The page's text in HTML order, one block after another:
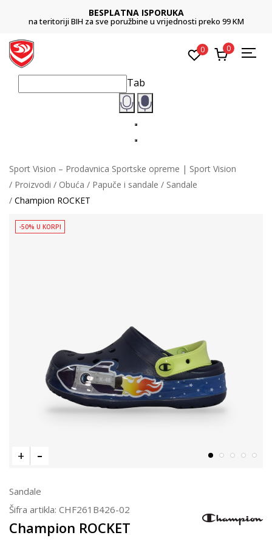
BESPLATNA ISPORUKA
na teritoriji BIH za sve poružbine u vrijednosti preko 99 KM
0 0
Tab
Sport Vision – Prodavnica Sportske opreme | Sport Vision
Proizvodi
Obuća Papuče i sandale
Sandale
Champion ROCKET
-50% U KORPI
Sandale
Šifra artikla: CHF261B426-02
Champion ROCKET